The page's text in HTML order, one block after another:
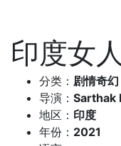
印度女
分类： 剧情奇幻
导演： Sarthak
地区： 印度
年份： 2021